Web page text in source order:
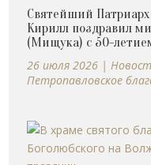
Святейший
Кирилл поздравил
(Мищука) с 50-
26 июля 2026 |
Петропавловское